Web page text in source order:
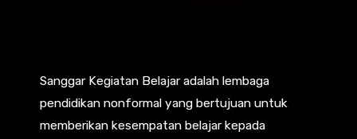
Sanggar Kegiatan Belajar adalah lembaga
pendidikan nonformal yang bertujuan untuk
memberikan kesempatan belajar kepada